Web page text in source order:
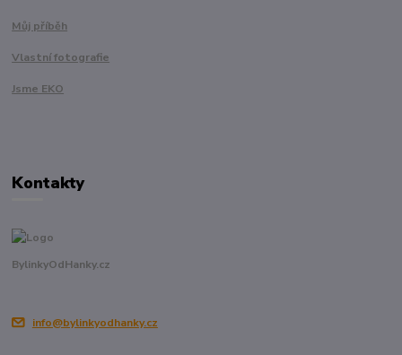
Můj příběh
Vlastní fotografie
Jsme EKO
Kontakty
BylinkyOdHanky.cz
info@bylinkyodhanky.cz